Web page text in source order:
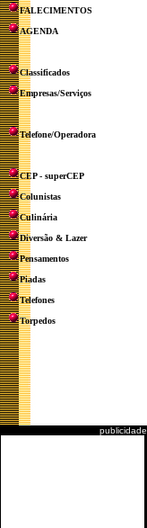
FALECIMENTOS
AGENDA
Classificados
Empresas/Serviços
Telefone/Operadora
CEP - superCEP
Colunistas
Culinária
Diversão & Lazer
Pensamentos
Piadas
Telefones
Torpedos
publicidade